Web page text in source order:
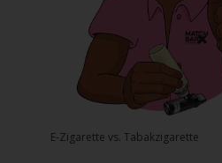
E-Zigarette vs. Tabakzigarette